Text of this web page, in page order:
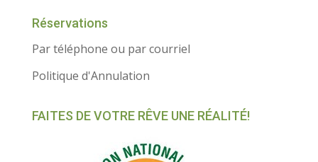
Réservations
Par téléphone ou par courriel
Politique d'Annulation
FAITES DE VOTRE RÊVE UNE RÉALITÉ!